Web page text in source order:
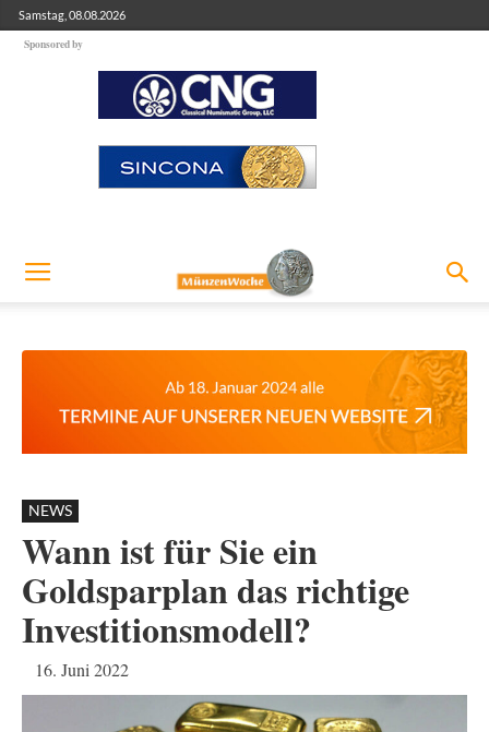
Samstag, 08.08.2026
Sponsored by
NEWS
Wann ist für Sie ein
Goldsparplan das richtige
Investitionsmodell?
16. Juni 2022